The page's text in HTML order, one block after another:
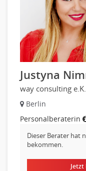
Justyna
way consulting e.K.
Berlin
Personalberaterin
Dieser Berater hat
bekommen.
Jetzt